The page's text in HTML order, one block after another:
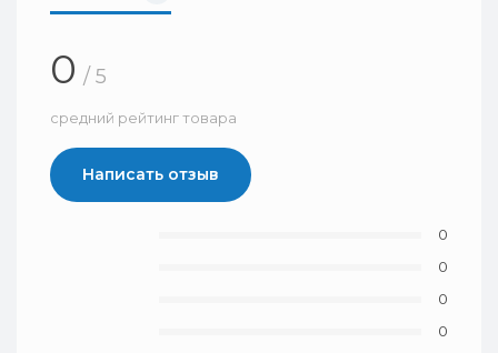
0 / 5
средний рейтинг товара
Написать отзыв
0
0
0
0